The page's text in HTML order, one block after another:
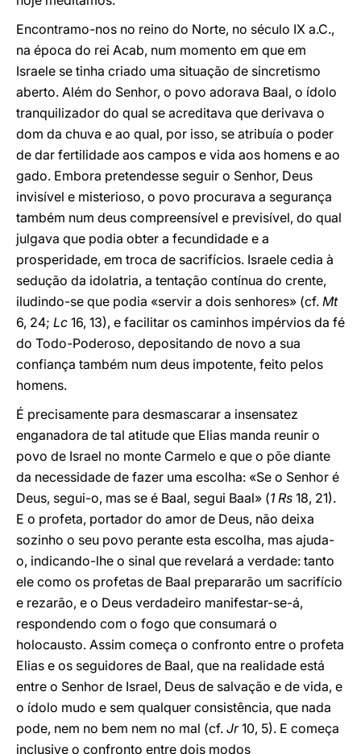
Encontramo-nos no reino do Norte, no século IX a.C.,
na época do rei Acab, num momento em que em
Israele se tinha criado uma situação de sincretismo
aberto. Além do Senhor, o povo adorava Baal, o ídolo
tranquilizador do qual se acreditava que derivava o
dom da chuva e ao qual, por isso, se atribuía o poder
de dar fertilidade aos campos e vida aos homens e ao
gado. Embora pretendesse seguir o Senhor, Deus
invisível e misterioso, o povo procurava a segurança
também num deus compreensível e previsível, do qual
julgava que podia obter a fecundidade e a
prosperidade, em troca de sacrifícios. Israele cedia à
sedução da idolatria, a tentação contínua do crente,
iludindo-se que podia «servir a dois senhores» (cf. Mt
6, 24; Lc 16, 13), e facilitar os caminhos impérvios da fé
do Todo-Poderoso, depositando de novo a sua
confiança também num deus impotente, feito pelos
homens.
É precisamente para desmascarar a insensatez
enganadora de tal atitude que Elias manda reunir o
povo de Israel no monte Carmelo e que o põe diante
da necessidade de fazer uma escolha: «Se o Senhor é
Deus, segui-o, mas se é Baal, segui Baal» (1 Rs 18, 21).
E o profeta, portador do amor de Deus, não deixa
sozinho o seu povo perante esta escolha, mas ajuda-
o, indicando-lhe o sinal que revelará a verdade: tanto
ele como os profetas de Baal prepararão um sacrifício
e rezarão, e o Deus verdadeiro manifestar-se-á,
respondendo com o fogo que consumará o
holocausto. Assim começa o confronto entre o profeta
Elias e os seguidores de Baal, que na realidade está
entre o Senhor de Israel, Deus de salvação e de vida, e
o ídolo mudo e sem qualquer consistência, que nada
pode, nem no bem nem no mal (cf. Jr10, 5). E começa
inclusive o confronto entre dois modos